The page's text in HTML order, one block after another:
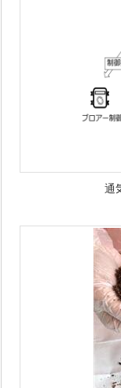
通